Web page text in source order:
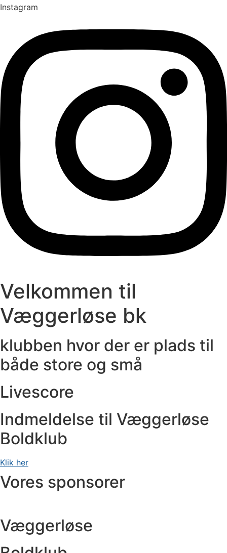
Instagram
NYHEDER
Ordinær generalforsamling.
13 januar, 2026
Idrætsalleen 1B, 4873 Væggerløse 12/1-2026 Væggerløse
Boldklub afholder ordinær generalforsamling. Tirsdag d.
27/1-2026 Kl....
Velkommen til
Væggerløse bk
klubben hvor der er plads til
både store og små
Livescore
Indmeldelse til Væggerløse
Boldklub
Klik her
Vores sponsorer
Væggerløse
NYHEDER
Ordinær generalforsamling.
13 januar, 2026
NYHEDER
U10-12 på tur til NFC
09 september, 2025
NYHEDER
Træningstider
21 august, 2025